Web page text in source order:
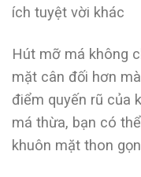
ích tuyệt vời khác
Hút mỡ má không
mặt cân đối hơn
điểm quyến rũ của
má thừa, bạn có
khuôn mặt thon